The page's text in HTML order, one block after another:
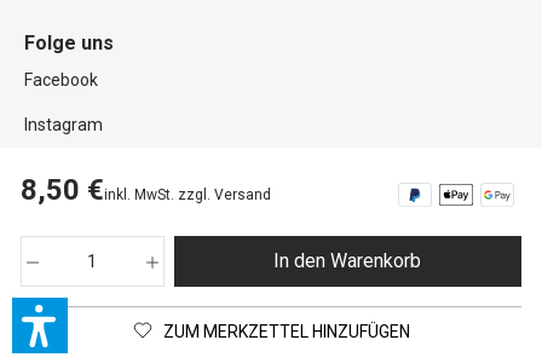
8,50 €inkl. MwSt. zzgl. Versand
In den Warenkorb
ZUM MERKZETTEL HINZUFÜGEN
Folge uns
Facebook
Instagram
Impressum Datenschutz AGB
Widerrufsrecht
Zahlung und Versand
Barrierefreiheitserklärung